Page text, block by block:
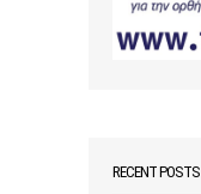
RECENT POSTS